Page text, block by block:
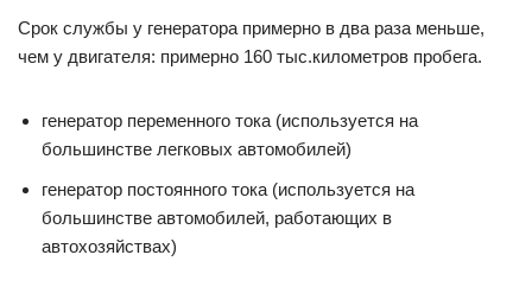
Срок службы у генератора примерно в два раза меньше,
чем у двигателя: примерно 160 тыс.километров пробега.
генератор переменного тока (используется на
большинстве легковых автомобилей)
генератор постоянного тока (используется на
большинстве автомобилей, работающих в
автохозяйствах)